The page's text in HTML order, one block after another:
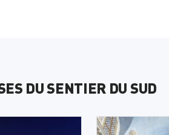
DU SENTIER DU SUD